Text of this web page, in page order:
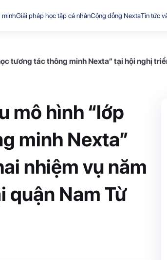
minhGiải pháp học tập cá nhânCộng đồng NextaTin tức
tương tác thông minh Nexta” tại hội nghị
mô hình “lớp
minh Nexta”
nhiệm vụ năm
Nam Từ